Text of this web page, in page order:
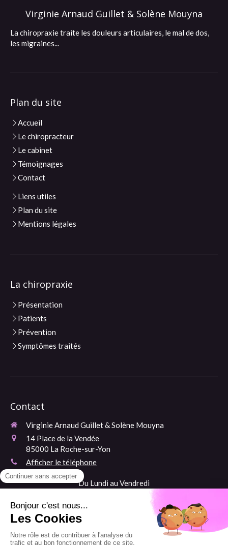
Virginie Arnaud Guillet & Solène Mouyna
La chiropraxie traite les douleurs articulaires, le mal de dos,
les migraines...
Plan du site
Accueil
Le chiropracteur
Le cabinet
Témoignages
Contact
Liens utiles
Plan du site
Mentions légales
La chiropraxie
Présentation
Patients
Prévention
Symptômes traités
Contact
Virginie Arnaud Guillet & Solène Mouyna
14 Place de la Vendée
85000 La Roche-sur-Yon
Afficher le téléphone
Du Lundi au Vendredi
​ Ainsi que le Samedi matin